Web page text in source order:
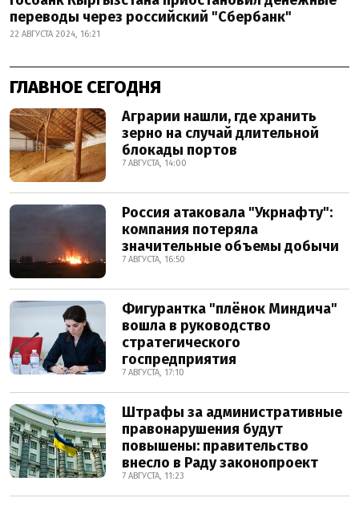
переводы через российский "Сбербанк"
22 АВГУСТА 2024, 16:21
ГЛАВНОЕ СЕГОДНЯ
Аграрии нашли, где хранить
зерно на случай длительной
блокады портов
7 АВГУСТА, 14:00
Россия атаковала "Укрнафту":
компания потеряла
значительные объемы добычи
7 АВГУСТА, 16:50
Фигурантка "плёнок Миндича"
вошла в руководство
стратегического
госпредприятия
7 АВГУСТА, 17:10
Штрафы за административные
правонарушения будут
повышены: правительство
внесло в Раду законопроект
7 АВГУСТА, 11:23